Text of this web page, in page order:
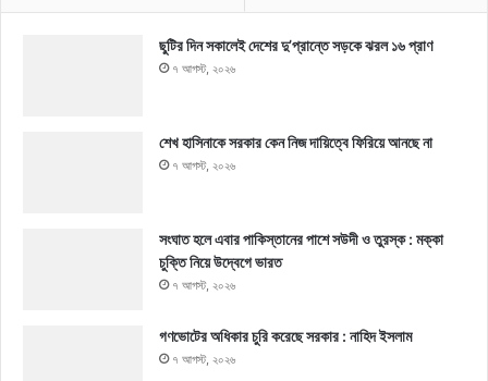
ছুটির দিন সকালেই দেশের দু’প্রান্তে সড়কে ঝরল ১৬ প্রাণ
৭ আগস্ট, ২০২৬
শেখ হাসিনাকে সরকার কেন নিজ দায়িত্বে ফিরিয়ে আনছে না
৭ আগস্ট, ২০২৬
সংঘাত হলে এবার পাকিস্তানের পাশে সউদী ও তুরস্ক : মক্কা
চুক্তি নিয়ে উদ্বেগে ভারত
৭ আগস্ট, ২০২৬
গণভোটের অধিকার চুরি করেছে সরকার : নাহিদ ইসলাম
৭ আগস্ট, ২০২৬